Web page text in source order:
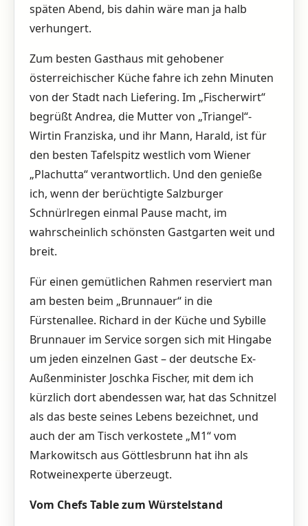
späten Abend, bis dahin wäre man ja halb
verhungert.
Zum besten Gasthaus mit ­gehobener
österreichischer Küche fahre ich zehn Minuten
von der Stadt nach Liefering. Im „Fischerwirt“
begrüßt Andrea, die Mutter von „Triangel“-
Wirtin Franziska, und ihr Mann, Harald, ist für
den besten ­Tafelspitz westlich vom Wiener
„Plachutta“ verant­wortlich. Und den genieße
ich, wenn der berüchtigte Salzburger
Schnürlregen einmal Pause macht, im
wahrscheinlich schönsten Gastgarten weit und
breit.
Für einen gemütlichen Rahmen reserviert man
am besten beim „Brunnauer“ in die
Fürstenallee. Richard in der Küche und Sybille
Brunnauer im Service sorgen sich mit Hingabe
um jeden einzelnen Gast – der deutsche Ex-
Außenminister Joschka Fischer, mit dem ich
kürzlich dort abendessen war, hat das Schnitzel
als das beste seines Lebens bezeichnet, und
auch der am Tisch verkostete „M1“ vom
Markowitsch aus Göttlesbrunn hat ihn als
Rotweinexperte überzeugt.
Vom Chefs Table zum Würstelstand